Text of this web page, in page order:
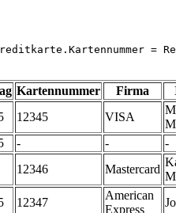
. Kartennummer =
Kartennummer Firma
12345 VISA
- -
-
12346 Mastercard
12347
American
Express